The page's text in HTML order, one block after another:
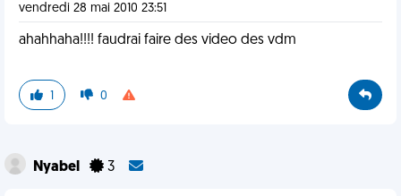
vendredi 28 mai 2010 23:51
ahahhaha!!!! faudrai faire des video des vdm
1 0
Nyabel 3